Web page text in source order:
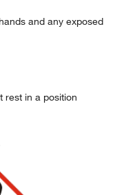
and any exposed
rest in a position